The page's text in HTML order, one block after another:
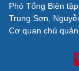
Phó Tổng Biên
Trung Sơn,
Cơ quan chủ